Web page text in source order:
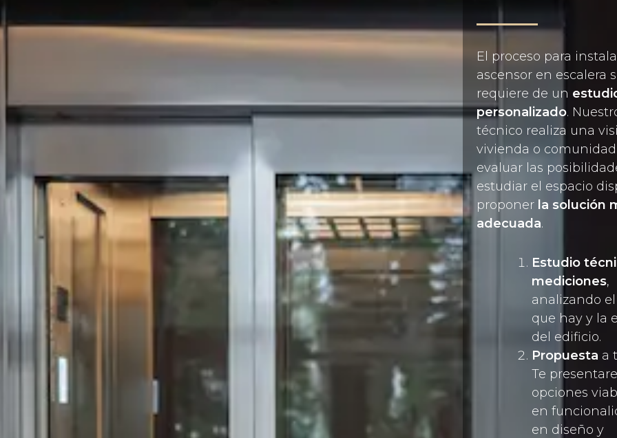
El proceso para
ascensor en escalera
requiere de un
personalizado.
técnico realiza una
vivienda o
evaluar las
estudiar el espacio
proponer la solución
adecuada.
Estudio
mediciones,
analizando
que hay y la
del edificio.
Propuesta a
Te
opciones
en
en diseño y